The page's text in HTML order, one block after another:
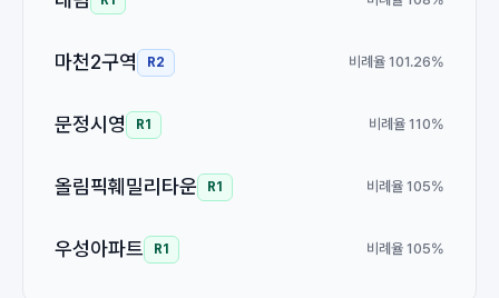
마천2구역 R2 비례율 101.26%
문정시영 R1 비례율 110%
올림픽훼밀리타운 R1 비례율 105%
우성아파트 R1 비례율 105%